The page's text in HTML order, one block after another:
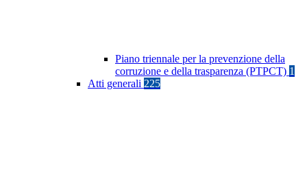
Piano triennale per la prevenzione della
corruzione e della trasparenza (PTPCT) 1
Atti generali 225